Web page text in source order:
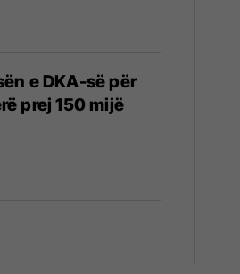
e DKA-së për
prej 150 mijë